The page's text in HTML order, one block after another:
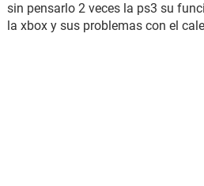
sin pensarlo 2 veces la ps3 su
la xbox y sus problemas con el